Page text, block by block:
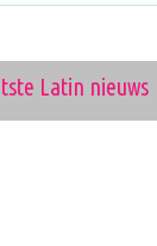
Latin nieuws